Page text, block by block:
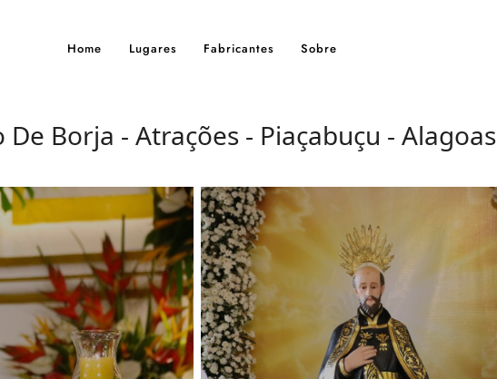
Home Lugares Fabricantes Sobre
De Borja - Atrações - Piaçabuçu - Alagoas